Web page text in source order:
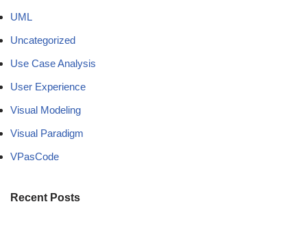
UML
Uncategorized
Use Case Analysis
User Experience
Visual Modeling
Visual Paradigm
VPasCode
Recent Posts